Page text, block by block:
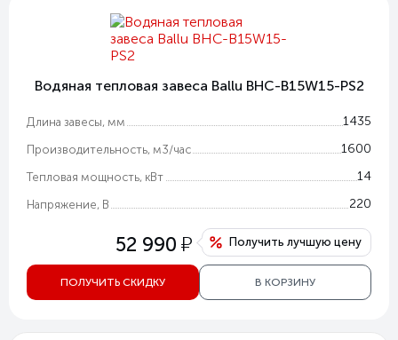
Водяная тепловая завеса Ballu BHC-B15W15-PS2
Длина завесы, мм 1435
Производительность, м3/час 1600
Тепловая мощность, кВт 14
Напряжение, В 220
52 990 у Получить лучшую цену
ПОЛУЧИТЬ СКИДКУ В КОРЗИНУ